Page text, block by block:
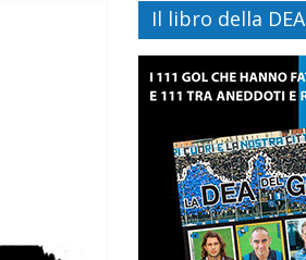
Il libro della DEA